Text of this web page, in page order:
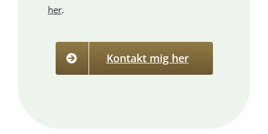
her.
Kontakt mig her